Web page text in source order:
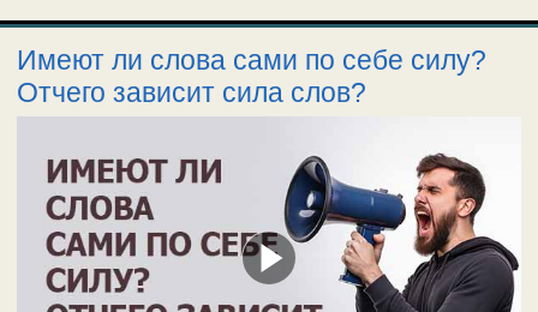
Имеют ли слова сами по себе силу?
Отчего зависит сила слов?